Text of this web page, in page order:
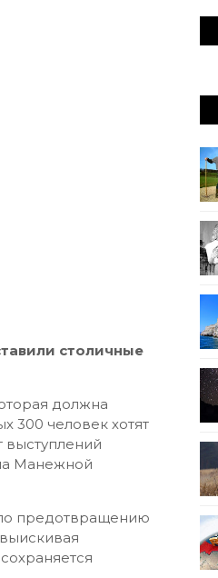
столичные
должна
300 человек хотят
выступлений
Манежной
предотвращению